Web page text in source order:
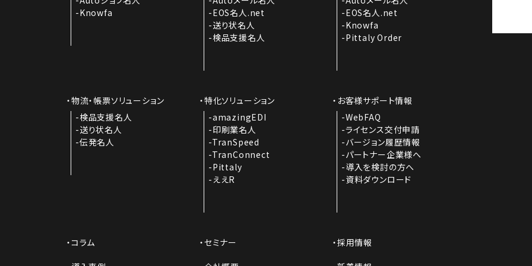
Knowfa
EOS名人.net
送り状名人
検品支援名人
EOS名人.net
Knowfa
Pittaly Order
物流・帳票ソリューション
検品支援名人
送り状名人
伝発名人
特化ソリューション
amazingEDI
印刷業名人
TranSpeed
TranConnect
Pittaly
ええR
お客様サポート情報
WebFAQ
ライセンス交付申請
バージョン履歴情報
パートナー企業様へ
導入を検討の方へ
資料ダウンロード
コラム セミナー 採用情報